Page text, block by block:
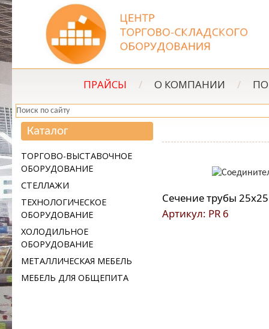
ПРАЙСЫ / О КОМПАНИИ /
Каталог
ТОРГОВО-ВЫСТАВОЧНОЕ
ОБОРУДОВАНИЕ
СТЕЛЛАЖИ
ТЕХНОЛОГИЧЕСКОЕ
ОБОРУДОВАНИЕ
ХОЛОДИЛЬНОЕ
ОБОРУДОВАНИЕ
МЕТАЛЛИЧЕСКАЯ МЕБЕЛЬ
МЕБЕЛЬ ДЛЯ ОБЩЕПИТА
Сечение трубы
Артикул: PR 6